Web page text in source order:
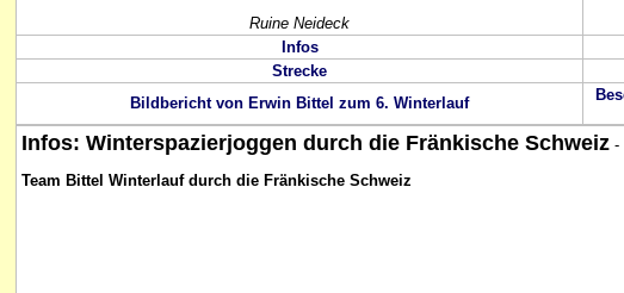
Ruine Neideck
Infos
Strecke
Bildbericht von Erwin Bittel zum 6. Winterlauf
Infos: Winterspazierjoggen durch die Fränkische Schweiz -
Team Bittel Winterlauf durch die Fränkische Schweiz